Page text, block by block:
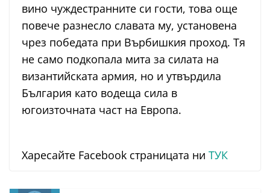
вино чуждестранните си гости, това още
повече разнесло славата му, установена
чрез победата при Върбишкия проход. Тя
не само подкопала мита за силата на
византийската армия, но и утвърдила
България като водеща сила в
югоизточната част на Европа.
Харесайте Facebook страницата ни ТУК